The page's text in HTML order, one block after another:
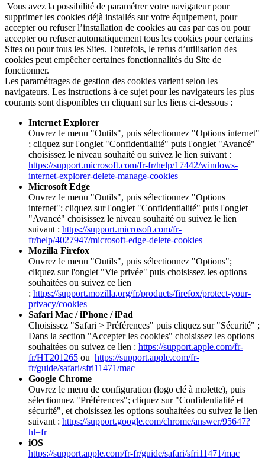
Vous avez la possibilité de paramétrer votre navigateur pour
supprimer les cookies déjà installés sur votre équipement, pour
accepter ou refuser l’installation de cookies au cas par cas ou pour
accepter ou refuser automatiquement tous les cookies pour certains
Sites ou pour tous les Sites. Toutefois, le refus d’utilisation des
cookies peut empêcher certaines fonctionnalités du Site de
fonctionner.
Les paramétrages de gestion des cookies varient selon les
navigateurs. Les instructions à ce sujet pour les navigateurs les plus
courants sont disponibles en cliquant sur les liens ci-dessous :
Internet Explorer
Ouvrez le menu "Outils", puis sélectionnez "Options internet"
; cliquez sur l'onglet "Confidentialité" puis l'onglet "Avancé"
choisissez le niveau souhaité ou suivez le lien suivant :
https://support.microsoft.com/fr-fr/help/17442/windows-
internet-explorer-delete-manage-cookies
Microsoft Edge
Ouvrez le menu "Outils", puis sélectionnez "Options
internet"; cliquez sur l'onglet "Confidentialité" puis l'onglet
"Avancé" choisissez le niveau souhaité ou suivez le lien
suivant : https://support.microsoft.com/fr-
fr/help/4027947/microsoft-edge-delete-cookies
Mozilla Firefox
Ouvrez le menu "Outils", puis sélectionnez "Options";
cliquez sur l'onglet "Vie privée" puis choisissez les options
souhaitées ou suivez ce lien
: https://support.mozilla.org/fr/products/firefox/protect-your-
privacy/cookies
Safari Mac / iPhone / iPad
Choisissez "Safari > Préférences" puis cliquez sur "Sécurité" ;
Dans la section "Accepter les cookies" choisissez les options
souhaitées ou suivez ce lien : https://support.apple.com/fr-
fr/HT201265 ou https://support.apple.com/fr-
fr/guide/safari/sfri11471/mac
Google Chrome
Ouvrez le menu de configuration (logo clé à molette), puis
sélectionnez "Préférences"; cliquez sur "Confidentialité et
sécurité", et choisissez les options souhaitées ou suivez le lien
suivant : https://support.google.com/chrome/answer/95647?
hl=fr
iOS
https://support.apple.com/fr-fr/guide/safari/sfri11471/mac